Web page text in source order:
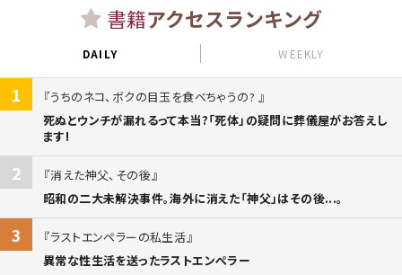
書籍アクセスランキング
DAILY WEEKLY
1
うちのネコ、ボクの目玉を食べちゃうの?
死ぬとウンチが漏れるって本当?「死体」の疑問に葬儀屋がお答えし
ます!
2
消えた神父、その後
昭和の二大未解決事件。海外に消えた「神父」はその後...。
3
ラストエンペラーの私生活
異常な性生活を送ったラストエンペラー